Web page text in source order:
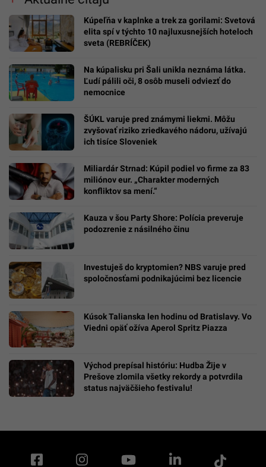
Kúpeľňa v kaplnke a trek za gorilami: Svetová
elita spí v týchto 10 najluxusnejších hoteloch
sveta (REBRÍČEK)
Na kúpalisku pri Šali unikla neznáma látka.
Ľudí pálili oči, 8 osôb museli odviezť do
nemocnice
ŠÚKL varuje pred známymi liekmi. Môžu
zvyšovať riziko zriedkavého nádoru, užívajú
ich tisíce Sloveniek
Miliardár Strnad: Kúpil podiel vo firme za 83
miliónov eur. „Charakter moderných
konfliktov sa mení.“
Kauza v šou Party Shore: Polícia preveruje
podozrenie z násilného činu
Investuješ do kryptomien? NBS varuje pred
spoločnosťami podnikajúcimi bez licencie
Kúsok Talianska len hodinu od Bratislavy. Vo
Viedni opäť ožíva Aperol Spritz Piazza
Východ prepísal históriu: Hudba Žije v
Prešove zlomila všetky rekordy a potvrdila
status najväčšieho festivalu!